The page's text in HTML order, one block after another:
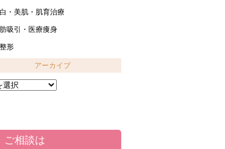
・美肌・肌育治療
吸引・医療痩身
形
アーカイブ
ご相談は